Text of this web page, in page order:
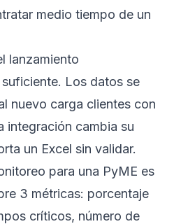
medio tiempo de un
lanzamiento
Los datos se
nuevo carga clientes con
integración cambia su
un Excel sin validar.
para una PyME es
3 métricas: porcentaje
críticos, número de